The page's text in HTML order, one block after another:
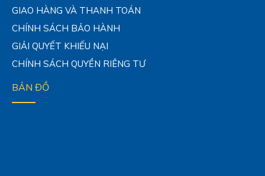
GIAO HÀNG VÀ THANH TOÁN
CHÍNH SÁCH BẢO HÀNH
GIẢI QUYẾT KHIẾU NẠI
CHÍNH SÁCH QUYỀN RIÊNG TƯ
BẢN ĐỒ